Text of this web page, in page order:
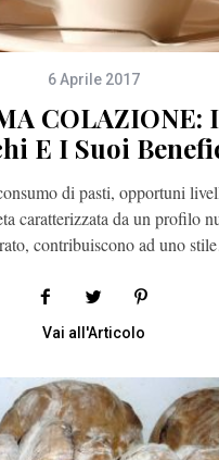
6 Aprile 2017
COLAZIONE:
E I Suoi
di pasti, opportuni
caratterizzata da un profilo
contribuiscono ad uno
Vai all'Articolo